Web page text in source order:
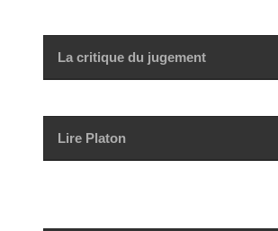
La critique du jugement
Lire Platon